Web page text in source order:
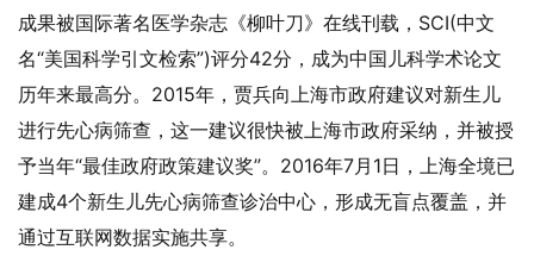
成果被国际著名医学杂志《柳叶刀》在线刊载，SCI(中文
名“美国科学引文检索”)评分42分，成为中国儿科学术论文
历年来最高分。2015年，贾兵向上海市政府建议对新生儿
进行先心病筛查，这一建议很快被上海市政府采纳，并被授
予当年“最佳政府政策建议奖”。2016年7月1日，上海全境已
建成4个新生儿先心病筛查诊治中心，形成无盲点覆盖，并
通过互联网数据实施共享。